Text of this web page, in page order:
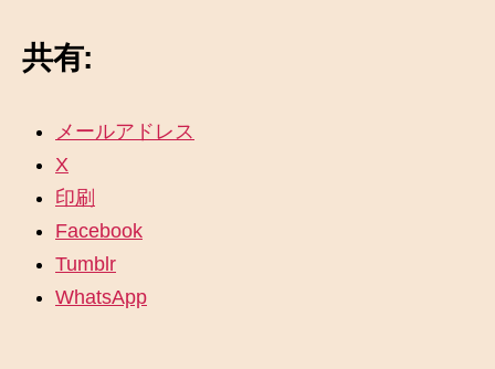
共有:
メールアドレス
X
印刷
Facebook
Tumblr
WhatsApp